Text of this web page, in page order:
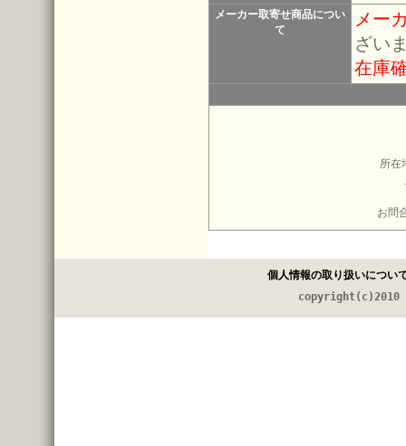
メーカー取寄せ商品につい
て
メー
ざい
在庫
所在
お問
個人情報の取り扱いについ